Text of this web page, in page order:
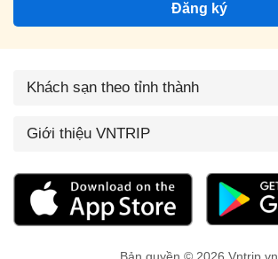
Đăng ký
Khách sạn theo tỉnh thành
Giới thiệu VNTRIP
Bản quyền © 2026 Vntrip.vn